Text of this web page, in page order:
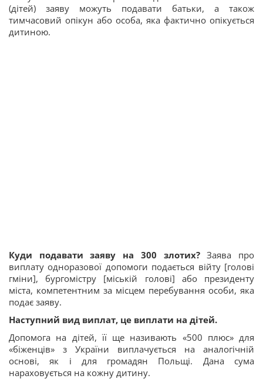
(дітей) заяву можуть подавати батьки, а також
тимчасовий опікун або особа, яка фактично опікується
дитиною.
Куди подавати заяву на 300 злотих?Заява про
виплату одноразової допомоги подається війту [голові
гміни], бургомістру [міській голові] або президенту
міста, компетентним за місцем перебування особи, яка
подає заяву.
Наступний вид виплат, це виплати на дітей.
Допомога на дітей, її ще називають «500 плюс» для
«біженців» з України виплачується на аналогічній
основі, як і для громадян Польщі. Дана сума
нараховується на кожну дитину.